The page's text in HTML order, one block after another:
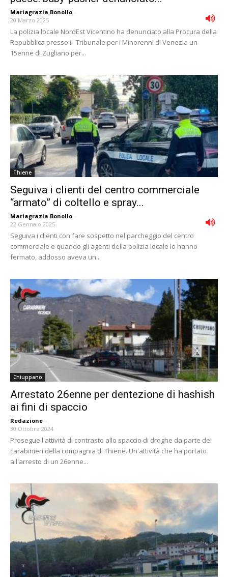
Mariagrazia Bonollo -
20 Marzo 2025
La polizia locale NordEst Vicentino ha denunciato alla Procura della
Repubblica presso il Tribunale per i Minorenni di Venezia un
15enne di Zugliano per...
Thiene
Seguiva i clienti del centro commerciale
“armato” di coltello e spray...
Mariagrazia Bonollo -
22 Gennaio 2025
Seguiva i clienti con fare sospetto nel parcheggio del centro
commerciale e quando gli agenti della polizia locale lo hanno
fermato, addosso aveva un...
Chiuppano
Arrestato 26enne per dentezione di hashish
ai fini di spaccio
Redazione -
30 Ottobre 2024
Prosegue l'attività di contrasto allo spaccio di droghe da parte dei
carabinieri della compagnia di Thiene. Un'attività che ha portato
all'arresto di un 26enne...